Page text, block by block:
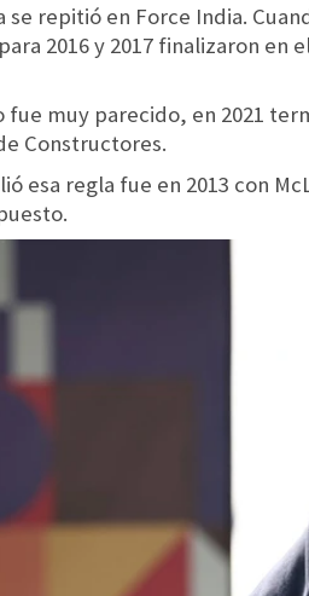
repitió en Force India.
2016 y 2017 finalizaron
muy parecido, en 2021
Constructores.
esa regla fue en 2013 con